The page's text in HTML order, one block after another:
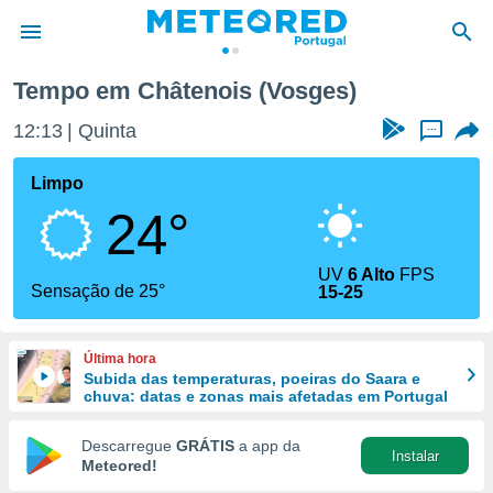
da
foi
fornecidas
a este
das
e
forma
digital
Tempo em Châtenois (Vosges)
12:13 Quinta ...
Limpo
24°
Sensação de 25°
UV6 Alto FPS
15-25
Última hora
Subida das temperaturas, poeiras do Saara e
chuva: datas e zonas mais afetadas em Portugal
Descarregue GRÁTIS a app da
Meteored!
Instalar